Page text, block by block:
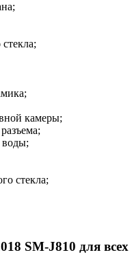
камеры;
воды;
стекла;
SM-J810 для